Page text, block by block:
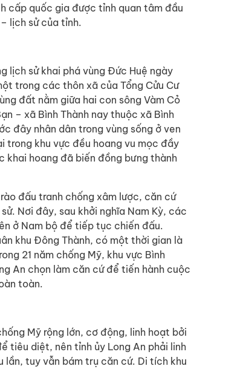
cấp quốc gia được tỉnh quan tâm đầu
lịch sử của tỉnh.
lịch sử khai phá vùng Đức Huệ ngày
trong các thôn xã của Tổng Cửu Cư
đất nằm giữa hai con sông Vàm Cỏ
– xã Bình Thành nay thuộc xã Bình
đây nhân dân trong vùng sống ở ven
trong khu vực đều hoang vu mọc đầy
khai hoang đã biến đồng bưng thành
đấu tranh chống xâm lược, căn cứ
Nơi đây, sau khởi nghĩa Nam Kỳ, các
ở Nam bộ để tiếp tục chiến đấu.
khu Đông Thành, có một thời gian là
21 năm chống Mỹ, khu vực Bình
An chọn làm căn cứ để tiến hành cuộc
toàn.
Mỹ rộng lớn, cơ động, linh hoạt bởi
tiêu diệt, nên tỉnh ủy Long An phải linh
tuy vẫn bám trụ căn cứ. Di tích khu